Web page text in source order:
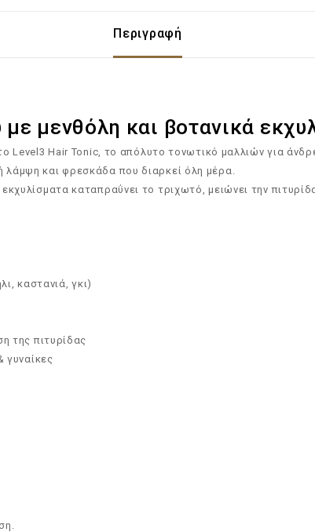
Περιγραφή
μενθόλη και βοτανικά
Hair Tonic, το απόλυτο τονωτικό μαλλιών για
και φρεσκάδα που διαρκεί όλη μέρα.
καταπραΰνει το τριχωτό, μειώνει την
καστανιά, γκι)
της πιτυρίδας
γυναίκες